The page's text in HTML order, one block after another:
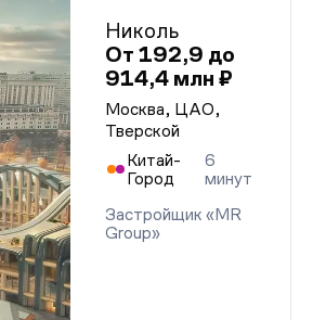
Николь
От 192,9 до
914,4 млн ₽
Москва, ЦАО,
Тверской
Китай-
Город
6
минут
Застройщик «MR
Group»